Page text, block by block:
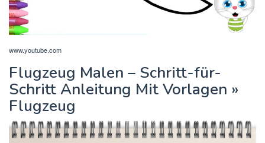
www.youtube.com
Flugzeug Malen – Schritt-für-
Schritt Anleitung Mit Vorlagen »
Flugzeug